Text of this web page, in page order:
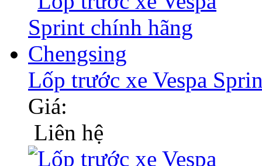
Lốp trước xe Vespa
Giá:
Liên hệ